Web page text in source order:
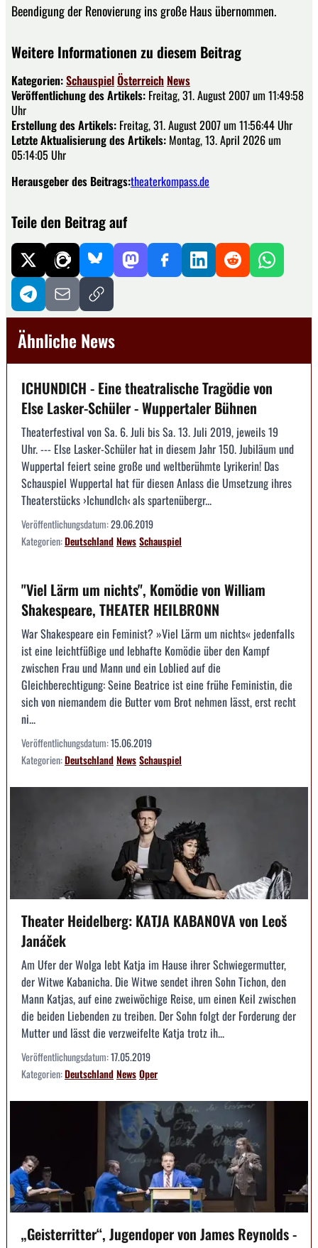
Beendigung der Renovierung ins große Haus übernommen.
Weitere Informationen zu diesem Beitrag
Kategorien:SchauspielÖsterreich News
Veröffentlichung des Artikels: Freitag, 31. August 2007 um 11:49:58
Uhr
Erstellung des Artikels: Freitag, 31. August 2007 um 11:56:44 Uhr
Letzte Aktualisierung des Artikels: Montag, 13. April 2026 um
05:14:05 Uhr
Herausgeber des Beitrags:theaterkompass.de
Teile den Beitrag auf
Ähnliche News
ICHUNDICH - Eine theatralische Tragödie von
Else Lasker-Schüler - Wuppertaler Bühnen
Theaterfestival von Sa. 6. Juli bis Sa. 13. Juli 2019, jeweils 19
Uhr. --- Else Lasker-Schüler hat in diesem Jahr 150. Jubiläum und
Wuppertal feiert seine große und weltberühmte Lyrikerin! Das
Schauspiel Wuppertal hat für diesen Anlass die Umsetzung ihres
Theaterstücks ›IchundIch‹ als spartenübergr...
Veröffentlichungsdatum:29.06.2019
Kategorien:DeutschlandNewsSchauspiel
"Viel Lärm um nichts", Komödie von William
Shakespeare, THEATER HEILBRONN
War Shakespeare ein Feminist? »Viel Lärm um nichts« jedenfalls
ist eine leichtfüßige und lebhafte Komödie über den Kampf
zwischen Frau und Mann und ein Loblied auf die
Gleichberechtigung: Seine Beatrice ist eine frühe Feministin, die
sich von niemandem die Butter vom Brot nehmen lässt, erst recht
ni...
Veröffentlichungsdatum:15.06.2019
Kategorien:DeutschlandNewsSchauspiel
Theater Heidelberg: KATJA KABANOVA von Leoš
Janáček
Am Ufer der Wolga lebt Katja im Hause ihrer Schwiegermutter,
der Witwe Kabanicha. Die Witwe sendet ihren Sohn Tichon, den
Mann Katjas, auf eine zweiwöchige Reise, um einen Keil zwischen
die beiden Liebenden zu treiben. Der Sohn folgt der Forderung der
Mutter und lässt die verzweifelte Katja trotz ih...
Veröffentlichungsdatum:17.05.2019
Kategorien:DeutschlandNewsOper
„Geisterritter“, Jugendoper von James Reynolds -